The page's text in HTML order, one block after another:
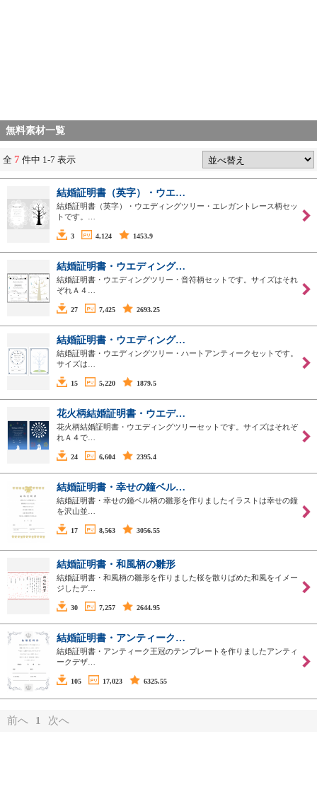
無料素材一覧
全 7 件中 1-7 表示
結婚証明書（英字）・ウエ…
結婚証明書（英字）・ウエディングツリー・エレガントレース柄セッ
トです。…
3 4,124 1453.9
結婚証明書・ウエディング…
結婚証明書・ウエディングツリー・音符柄セットです。サイズはそれ
ぞれＡ４…
27 7,425 2693.25
結婚証明書・ウエディング…
結婚証明書・ウエディングツリー・ハートアンティークセットです。
サイズは…
15 5,220 1879.5
花火柄結婚証明書・ウエデ…
花火柄結婚証明書・ウエディングツリーセットです。サイズはそれぞ
れＡ４で…
24 6,604 2395.4
結婚証明書・幸せの鐘ベル…
結婚証明書・幸せの鐘ベル柄の雛形を作りましたイラストは幸せの鐘
を沢山並…
17 8,563 3056.55
結婚証明書・和風柄の雛形
結婚証明書・和風柄の雛形を作りました桜を散りばめた和風をイメー
ジしたデ…
30 7,257 2644.95
結婚証明書・アンティーク…
結婚証明書・アンティーク王冠のテンプレートを作りましたアンティ
ークデザ…
105 17,023 6325.55
前へ 1 次へ